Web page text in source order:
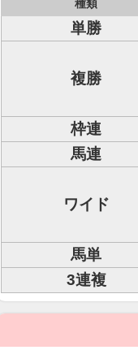
種類
単勝
複勝
枠連
馬連
ワイド
馬単
3連複